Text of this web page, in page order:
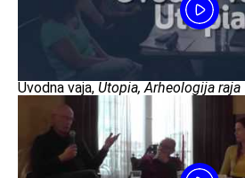
Uvodna vaja, Utopia, Arheologija raja